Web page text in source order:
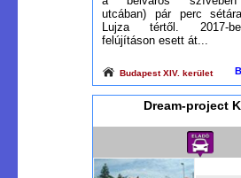
utcában) pár perc
Lujza tértől. 2017-
felújításon esett át...
Budapest XIV. kerület
Dream-project